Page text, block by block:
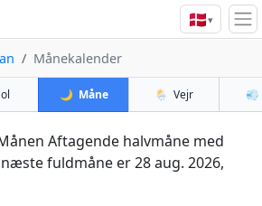
🇩🇰▾
Månekalender
🌙 Måne 🌦️ Vejr 💨
Aftagende halvmåne med
fuldmåne er 28 aug. 2026,